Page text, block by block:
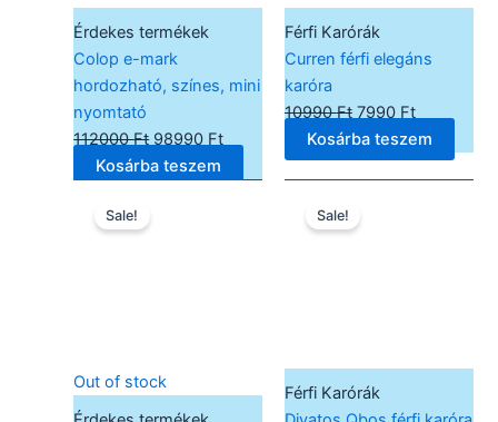
Érdekes termékek
Colop e-mark
hordozható, színes, mini
nyomtató
112000Ft 98990 Ft
Kosárba teszem
Férfi Karórák
Curren férfi elegáns
karóra
10990Ft 7990 Ft
Kosárba teszem
Out of stock
Sale!price
Sale!
Férfi Karórák
price